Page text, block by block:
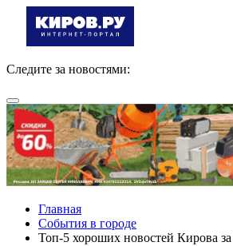
Следите за новостями:
Главная
События в городе
Топ-5 хороших новостей Кирова